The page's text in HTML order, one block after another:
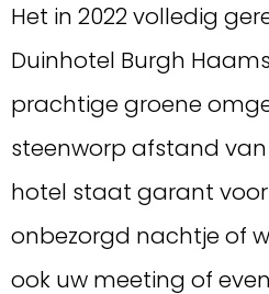
Het in 2022 volledig
Duinhotel Burgh
prachtige groene
steenworp afstand
hotel staat garant
onbezorgd nachtje of
ook uw meeting of